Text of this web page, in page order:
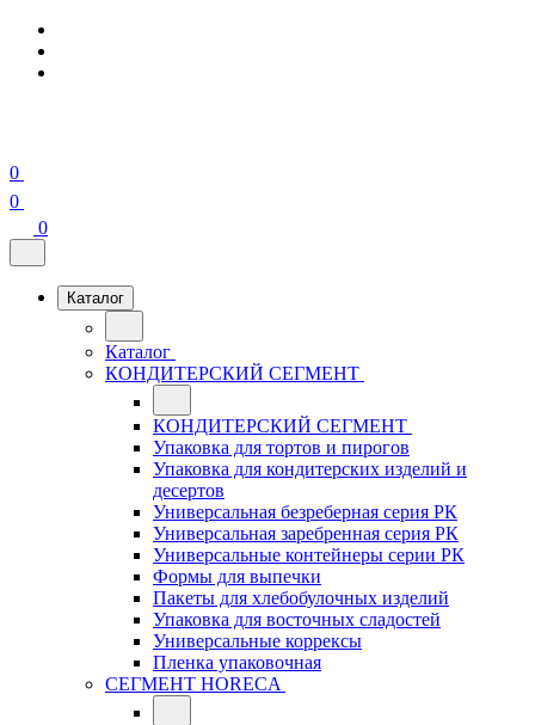
0
0
0
Каталог
Каталог
КОНДИТЕРСКИЙ СЕГМЕНТ
КОНДИТЕРСКИЙ СЕГМЕНТ
Упаковка для тортов и пирогов
Упаковка для кондитерских изделий и
десертов
Универсальная безреберная серия РК
Универсальная заребренная серия РК
Универсальные контейнеры серии РК
Формы для выпечки
Пакеты для хлебобулочных изделий
Упаковка для восточных сладостей
Универсальные коррексы
Пленка упаковочная
СЕГМЕНТ HORECA